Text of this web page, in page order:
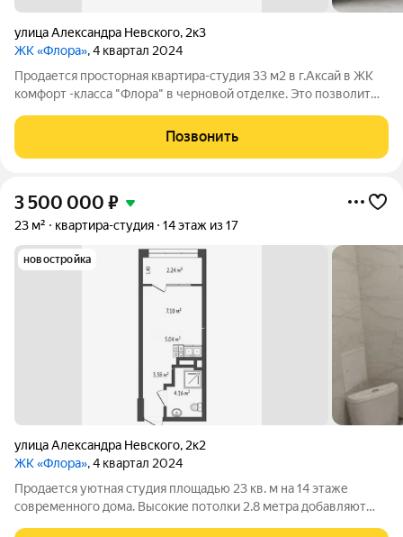
улица Александра Невского, 2к3
ЖК «Флора», 4 квартал 2024
Продается просторная квартира-студия 33 м2 в г.Аксай в ЖК
комфорт -класса "Флора" в черновой отделке. Это позволит
решения в реальность, для собственного проживания либо под
сдачу в аренду.
Позвонить
3 500 000 ₽
23 м² квартира-студия 14 этаж из 17
новостройка
улица Александра Невского, 2к2
ЖК «Флора», 4 квартал 2024
Продается уютная студия площадью 23 кв. м на 14 этаже
современного дома. Высокие потолки 2.8 метра добавляют